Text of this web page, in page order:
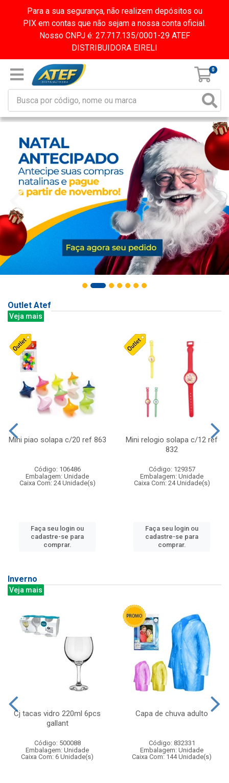
Para a sua segurança, não realizem depósitos ou
PIX em contas que não sejam a nossa conta oficial.
Nosso CNPJ é: 27.717.135/0001-29 ATEF
DISTRIBUIDORA EIRELI
0
Outlet Atef
Veja mais
Mini piao solapa c/20 ref 863
Código: 106486
Embalagem: Unidade
Caixa Com: 24 Unidade(s)
Faça seu login ou
cadastre-se para
comprar.
Mini relogio solapa c/12 ref
832
Código: 129357
Embalagem: Unidade
Caixa Com: 24 Unidade(s)
Faça seu login ou
cadastre-se para
comprar.
Inverno
Veja mais
Cj tacas vidro 220ml 6pcs
gallant
Código: 500088
Embalagem: Unidade
Caixa Com: 6 Unidade(s)
Capa de chuva adulto
Código: 832331
Embalagem: Unidade
Caixa Com: 144 Unidade(s)